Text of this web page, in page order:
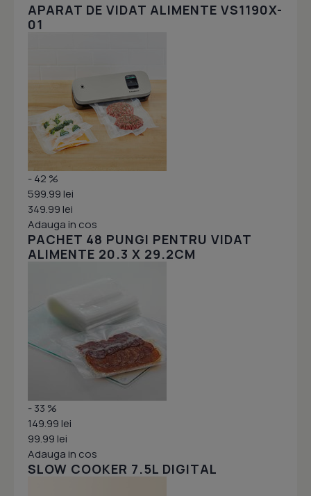
APARAT DE VIDAT ALIMENTE VS1190X-
01
- 42 %
599.99 lei
349.99 lei
Adauga in cos
PACHET 48 PUNGI PENTRU VIDAT
ALIMENTE 20.3 X 29.2CM
- 33 %
149.99 lei
99.99 lei
Adauga in cos
SLOW COOKER 7.5L DIGITAL